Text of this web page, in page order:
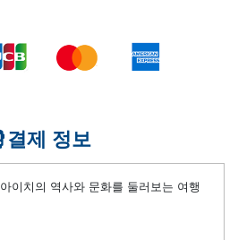
결제 정보
아이치의 역사와 문화를 둘러보는 여행